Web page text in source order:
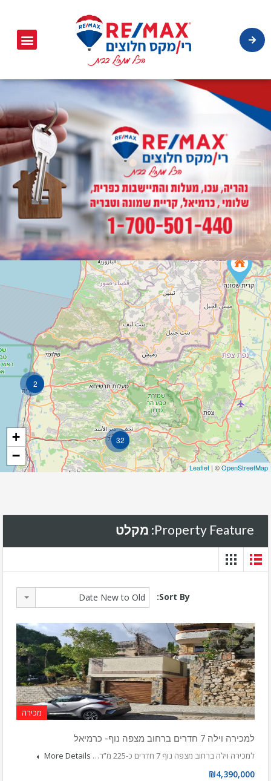
2
32
+
−
Leaflet | ©OpenStreetMap
Property Feature: מקלט
Sort By:
Date New to Old
מכירה
למכירה וילה 7 חדרים ברחוב מצפה נוף- כרמיאל
למכירה וילה ברחוב מצפה נוף 7 חדרים כ-225 מ”ר…
More Details
₪4,390,000